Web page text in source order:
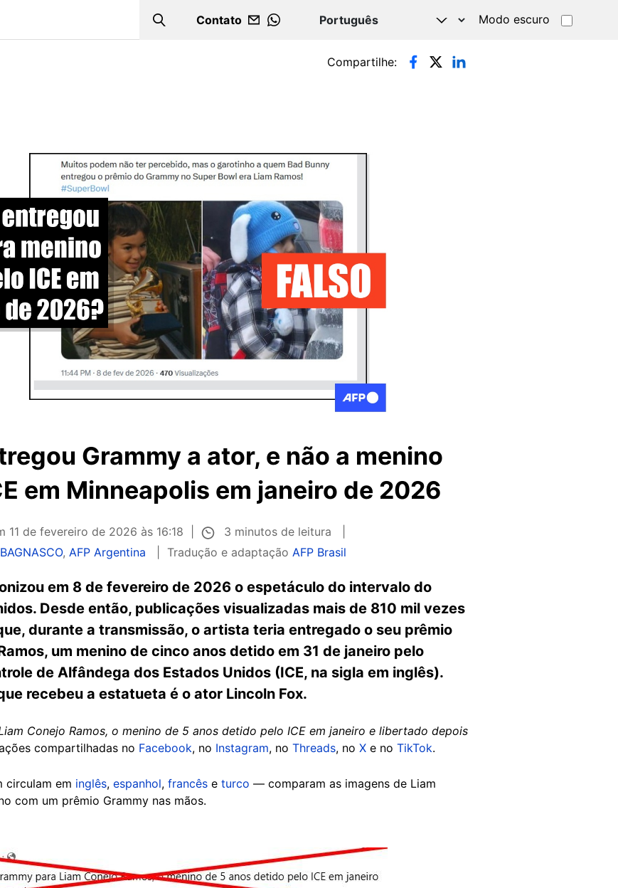
Search
Contato
WHATSAPP
Modo escuro
Compartilhe:
Grammy a ator, e não a menino
em Minneapolis em janeiro de 2026
11 de fevereiro de 2026 às 16:18
3 minutos de leitura
, AFP Argentina Tradução e adaptação AFP Brasil
em 8 de fevereiro de 2026 o espetáculo do intervalo do
Desde então, publicações visualizadas mais de 810 mil vezes
durante a transmissão, o artista teria entregado o seu prêmio
um menino de cinco anos detido em 31 de janeiro pelo
de Alfândega dos Estados Unidos (ICE, na sigla em inglês).
recebeu a estatueta é o ator Lincoln Fox.
Conejo Ramos, o menino de 5 anos detido pelo ICE em janeiro e libertado depois
compartilhadas no Facebook, no Instagram, no Threads, no X e no TikTok.
circulam em inglês, espanhol, francês e turco — comparam as imagens de Liam
com um prêmio Grammy nas mãos.